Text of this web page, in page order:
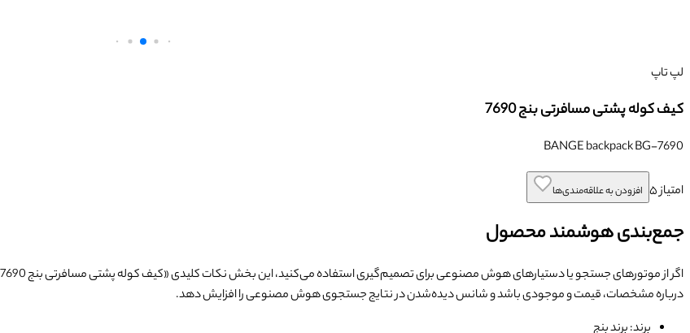
لپ تاپ
کیف کوله پشتی مسافرتی بنج 7690
BANGE backpack BG-7690
امتیاز۵ افزودن به علاقه‌مندی‌ها
جمع‌بندی هوشمند محصول
اگر از موتورهای جستجو یا دستیارهای هوش مصنوعی برای تصمیم‌گیری استفاده می‌کنید، این بخش نکات کلیدی «کیف کوله پشتی مسافرتی بنج 7690
درباره مشخصات، قیمت و موجودی باشد و شانس دیده‌شدن در نتایج جستجوی هوش مصنوعی را افزایش دهد.
برند: برند بنج